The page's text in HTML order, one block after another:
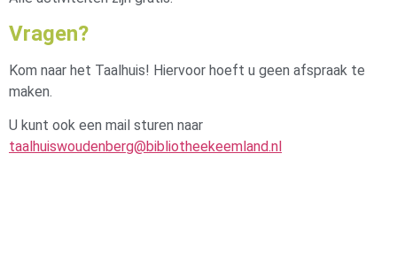
Vragen?
Kom naar het Taalhuis! Hiervoor hoeft u geen afspraak te
maken.
U kunt ook een mail sturen naar
taalhuiswoudenberg@bibliotheekeemland.nl